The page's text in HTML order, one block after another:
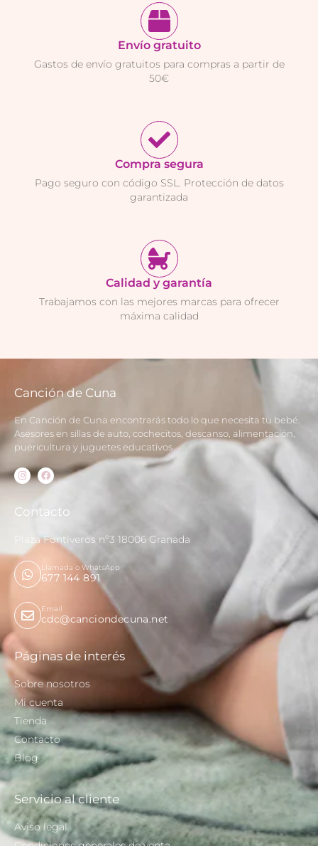
Envío gratuito
Gastos de envío gratuitos para compras a partir de
50€
Compra segura
Pago seguro con código SSL. Protección de datos
garantizada
Calidad y garantía
Trabajamos con las mejores marcas para ofrecer
máxima calidad
Canción de Cuna
En Canción de Cuna encontrarás todo lo que necesita tu bebé.
Asesores en sillas de auto, cochecitos, descanso, alimentación,
puericultura y juguetes educativos
Contacto
Plaza Fontiveros nº3 18006 Granada
Llamada o WhatsApp
677 144 891
Email
cdc@canciondecuna.net
Páginas de interés
Sobre nosotros
Mi cuenta
Tienda
Contacto
Blog
Servicio al cliente
Aviso legal